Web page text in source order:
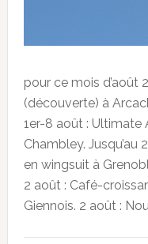
pour ce mois d’août
(découverte) à
1er-8 août : Ultimate
Chambley. Jusqu’au
en wingsuit à
2 août : Café-
Giennois. 2 août :